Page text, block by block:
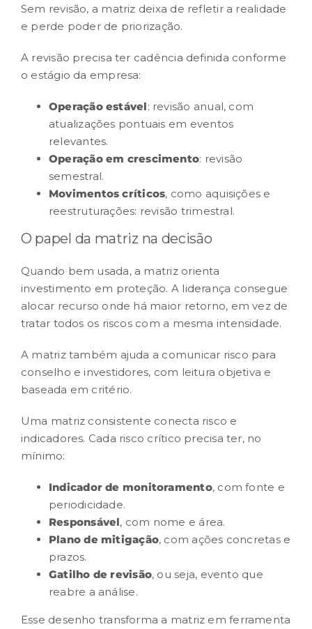
Sem revisão, a matriz deixa de refletir a realidade
e perde poder de priorização.
A revisão precisa ter cadência definida conforme
o estágio da empresa:
Operação estável: revisão anual, com
atualizações pontuais em eventos
relevantes.
Operação em crescimento: revisão
semestral.
Movimentos críticos, como aquisições e
reestruturações: revisão trimestral.
O papel da matriz na decisão
Quando bem usada, a matriz orienta
investimento em proteção. A liderança consegue
alocar recurso onde há maior retorno, em vez de
tratar todos os riscos com a mesma intensidade.
A matriz também ajuda a comunicar risco para
conselho e investidores, com leitura objetiva e
baseada em critério.
Uma matriz consistente conecta risco e
indicadores. Cada risco crítico precisa ter, no
mínimo:
Indicador de monitoramento, com fonte e
periodicidade.
Responsável, com nome e área.
Plano de mitigação, com ações concretas e
prazos.
Gatilho de revisão, ou seja, evento que
reabre a análise.
Esse desenho transforma a matriz em ferramenta